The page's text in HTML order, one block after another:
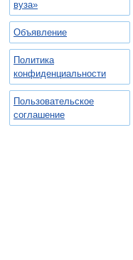
вуза»
Объявление
Политика
конфиденциальности
Пользовательское
соглашение